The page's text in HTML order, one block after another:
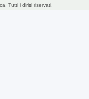
Tutti i diritti riservati.